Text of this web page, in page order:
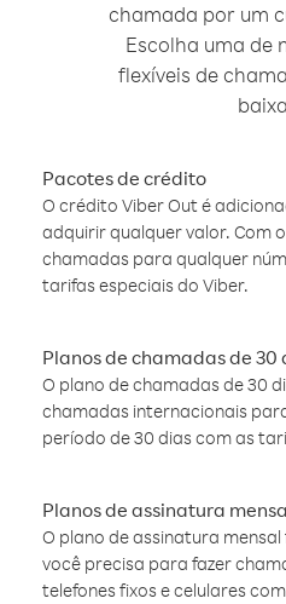
chamada por um
Escolha uma de
flexíveis de
Pacotes de crédito
O crédito Viber Out é
adquirir qualquer valor. Com
chamadas para qualquer
tarifas especiais do Viber.
Planos de chamadas de 30
O plano de chamadas de 30
chamadas internacionais
período de 30 dias com as
Planos de assinatura
O plano de assinatura
você precisa para fazer
telefones fixos e celulares